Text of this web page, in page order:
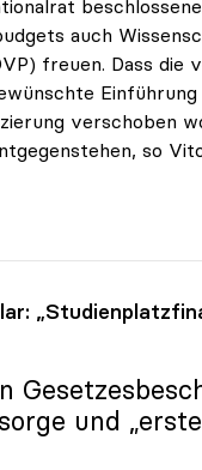
auch
freuen. Dass die
Einführung
verschoben
so
Budgets sollte auch
und